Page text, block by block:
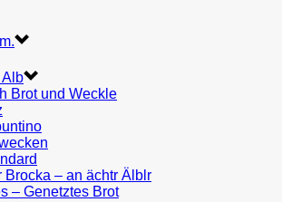
Brot und Weckle
Brocka – an ächtr Älblr
– Genetztes Brot